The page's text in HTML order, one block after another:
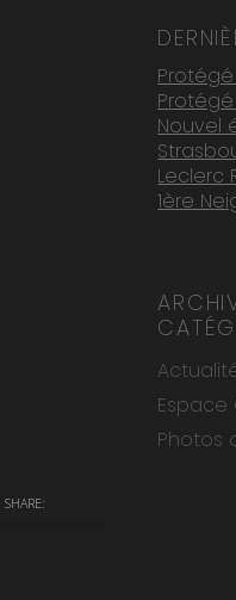
SHARE:
Nouvel
Leclerc
1ère
Espace
Photos